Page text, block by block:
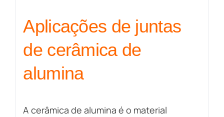
Aplicações de juntas
de cerâmica de
alumina
A cerâmica de alumina é o material